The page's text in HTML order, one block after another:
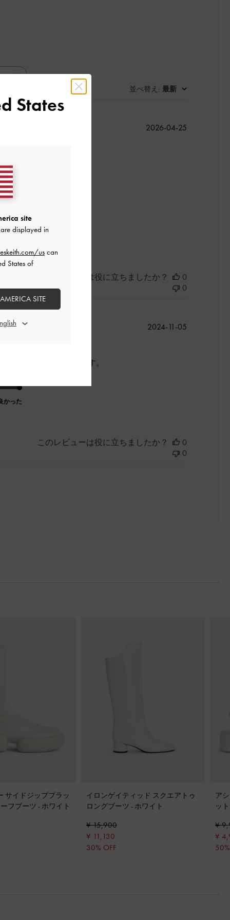
並べ替え : 最新
幅は大。
公
2026-04-25
このレビューは役に立ちましたか？
0
0
。が、脱ぎ履き楽です。
かった
公
2024-11-05
このレビューは役に立ちましたか？
0
0
サイドジッププラッ
フブーツ - ホワイト
イロンゲイティッド スクエアトゥ
ロングブーツ - ホワイト
¥ 15,900
¥ 11,130
30% OFF
ア
ッ
¥
¥
States
site
displayed in
uscan
States of
SITE